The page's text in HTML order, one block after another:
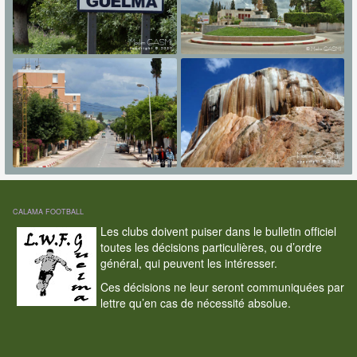
CALAMA FOOTBALL
Les clubs doivent puiser dans le bulletin officiel
toutes les décisions particulières, ou d’ordre
général, qui peuvent les intéresser.
Ces décisions ne leur seront communiquées par
lettre qu’en cas de nécessité absolue.